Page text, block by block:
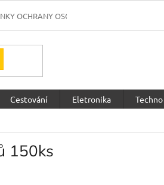
OCHRANY OSOBNÍCH ÚDAJŮ
Cestování Eletronika Techno
150ks